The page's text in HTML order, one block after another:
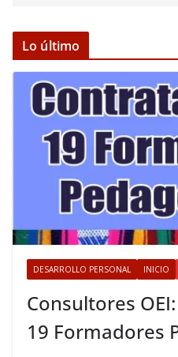
Lo último
DESARROLLO PERSONAL INICIO
Consultores
19 Formadores